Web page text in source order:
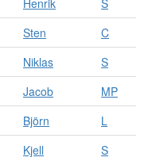
Henrik
S
Sten
C
Niklas
S
Jacob
MP
Björn
L
Kjell S